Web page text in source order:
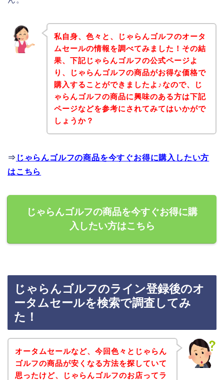
私自身、色々と、じゃらんゴルフのオータ
ムセールの情報を調べてみました！その結
果、下記じゃらんゴルフの公式ページよ
り、じゃらんゴルフの商品がお得な価格で
購入することができましたよ♪なので、じ
ゃらんゴルフの商品に興味のある方は下記
ページなどを参考にされてみてはいかがで
しょうか？
⇒ じゃらんゴルフの商品を今すぐお得に購入したい方
はこちら
じゃらんゴルフの商品を今すぐお得に購
入したい方はこちら
じゃらんゴルフのライン登録後のオ
ータムセールを検索で調査してみ
た！
オータムセールなど、今回色々とじゃらん
ゴルフの商品が安くなる方法を探していて
思ったけど、じゃらんゴルフのお店ってラ